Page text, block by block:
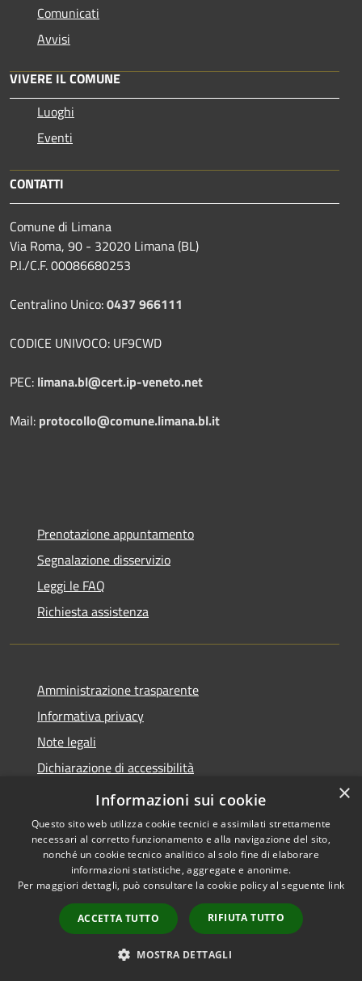
Comunicati
Avvisi
VIVERE IL COMUNE
Luoghi
Eventi
CONTATTI
Comune di Limana
Via Roma, 90 - 32020 Limana (BL)
P.I./C.F. 00086680253
Centralino Unico:0437 966111
CODICE UNIVOCO: UF9CWD
PEC: limana.bl@cert.ip-veneto.net
Mail: protocollo@comune.limana.bl.it
Prenotazione appuntamento
Segnalazione disservizio
Leggi le FAQ
Richiesta assistenza
Amministrazione trasparente
Informativa privacy
Note legali
Dichiarazione di accessibilità
Moduli Privacy Amministrazione trasparente
Accessibilità
Copyright © 2026 • Comune di
Limana • Powered by
Municipium•
Accesso
redazione
×
Informazioni sui cookie
Questo sito web utilizza cookie tecnici e assimilati strettamente
necessari al corretto funzionamento e alla navigazione del sito,
nonché un cookie tecnico analitico al solo fine di elaborare
informazioni statistiche, aggregate e anonime.
Per maggiori dettagli, può consultare la cookie policy al seguente link
ACCETTA TUTTO RIFIUTA TUTTO
MOSTRA DETTAGLI